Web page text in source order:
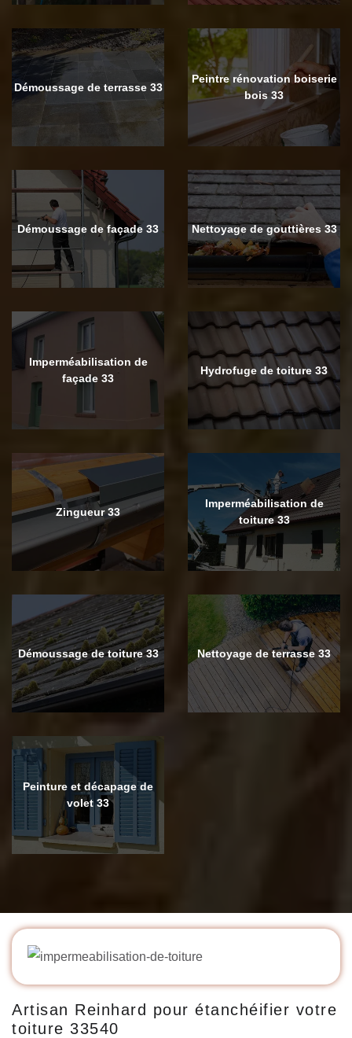
Démoussage de terrasse 33
Peintre rénovation boiserie
bois 33
Démoussage de façade 33 Nettoyage de gouttières 33
Imperméabilisation de
façade 33
Hydrofuge de toiture 33
Zingueur 33
Imperméabilisation de
toiture 33
Démoussage de toiture 33 Nettoyage de terrasse 33
Peinture et décapage de
volet 33
Artisan Reinhard pour étanchéifier votre
toiture 33540